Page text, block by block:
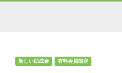
新しい助成金 有料会員限定